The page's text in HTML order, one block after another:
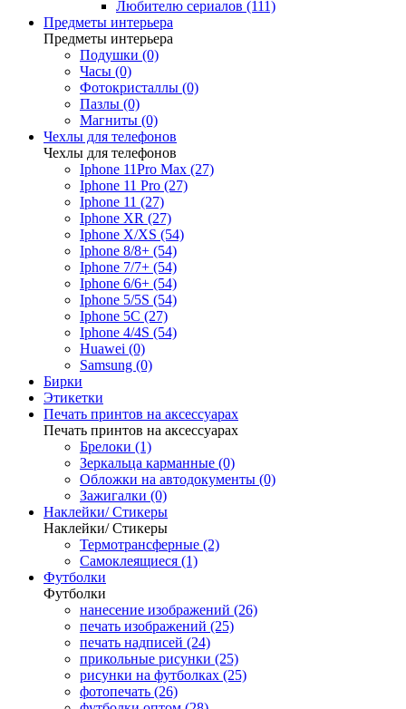
Любителю сериалов (111)
Предметы интерьера
Предметы интерьера
Подушки (0)
Часы (0)
Фотокристаллы (0)
Пазлы (0)
Магниты (0)
Чехлы для телефонов
Чехлы для телефонов
Iphone 11Pro Max (27)
Iphone 11 Pro (27)
Iphone 11 (27)
Iphone XR (27)
Iphone X/XS (54)
Iphone 8/8+ (54)
Iphone 7/7+ (54)
Iphone 6/6+ (54)
Iphone 5/5S (54)
Iphone 5C (27)
Iphone 4/4S (54)
Huawei (0)
Samsung (0)
Бирки
Этикетки
Печать принтов на аксессуарах
Печать принтов на аксессуарах
Брелоки (1)
Зеркальца карманные (0)
Обложки на автодокументы (0)
Зажигалки (0)
Наклейки/ Стикеры
Наклейки/ Стикеры
Термотрансферные (2)
Самоклеящиеся (1)
Футболки
Футболки
нанесение изображений (26)
печать изображений (25)
печать надписей (24)
прикольные рисунки (25)
рисунки на футболках (25)
фотопечать (26)